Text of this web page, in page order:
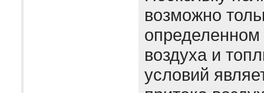
возможно
воздуха и
условий